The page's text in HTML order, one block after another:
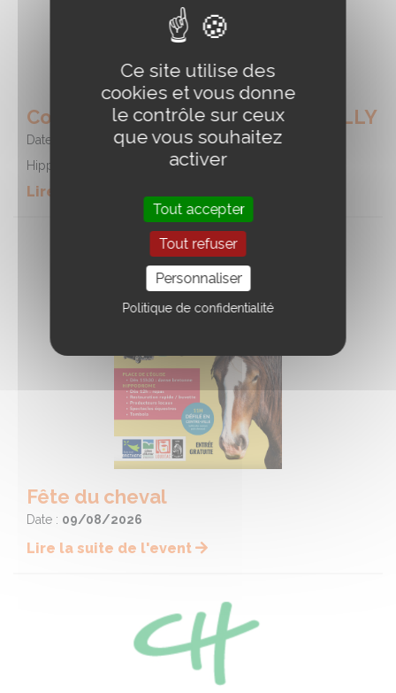
Course - Hippodrome de LA GACILLY
Date :
09/08/2026
Hippodrome de LA GACILLY
Lire la suite de l'event
Fête du cheval
Date : 09/08/2026
Lire la suite de l'event
Ce site utilise des
cookies et vous donne
le contrôle sur ceux
que vous souhaitez
activer
Tout accepter
Tout refuser
Personnaliser
Politique de confidentialité